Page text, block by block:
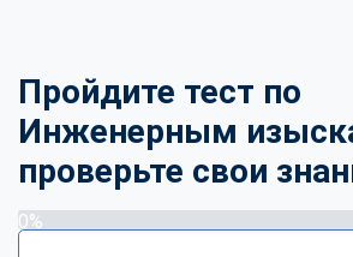
Пройдите тест по
Инженерным
проверьте свои
0%